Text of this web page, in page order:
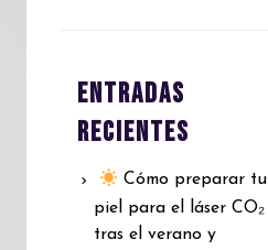
Entradas
recientes
Cómo preparar tu
piel para el láser CO₂
tras el verano y